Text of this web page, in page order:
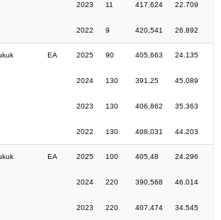
2023
2022
11
9
417,624
420,541
22.709
26.892
EA 2025
2024
2023
2022
90
130
130
130
405,663
391,25
406,862
408,031
24.135
45.089
35.363
44.203
EA 2025
2024
2023
100
220
220
405,48
390,568
407,474
24.296
46.014
34.545